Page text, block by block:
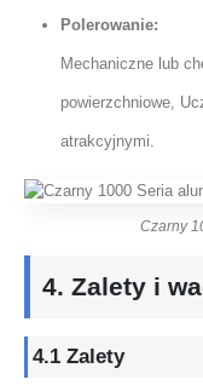
Polerowanie:
Mechaniczne lub
powierzchniowe,
atrakcyjnymi.
Czarny
4. Zalety i
4.1 Zalety